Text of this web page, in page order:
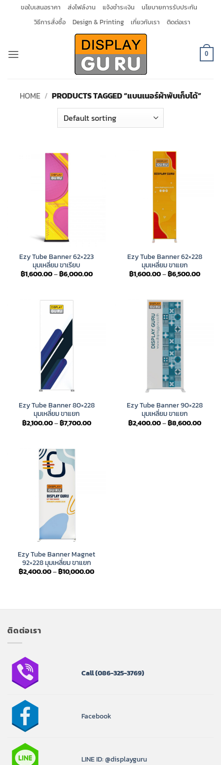
ขอใบเสนอราคา ส่งไฟล์งาน แจ้งชำระเงิน
นโยบายการรับประกัน
วิธีการสั่งซื้อ
Design & Printing เกี่ยวกับเรา ติดต่อเรา
0
HOME / PRODUCTS TAGGED “แบนเนอร์ผ้าพับเก็บได้”
Ezy Tube Banner 62×223
มุมเหลี่ยม ขาเรียบ
฿1,600.00–฿6,000.00Price
Ezy Tube Banner 62×228
มุมเหลี่ยม ขาแยก
฿1,600.00–฿6,500.00Price
Ezy Tube Banner 80×228
มุมเหลี่ยม ขาแยก
฿2,100.00–฿7,700.00Price
range:
Ezy Tube Banner 90×228
มุมเหลี่ยม ขาแยก
฿2,400.00–฿8,600.00Price
range:
Ezy Tube Banner Magnet
92×228 มุมเหลี่ยม ขาแยก
฿2,400.00–฿10,000.00Price
ติดต่อเรา
Call(086-325-3769)
Facebook
LINE ID: @displayguru